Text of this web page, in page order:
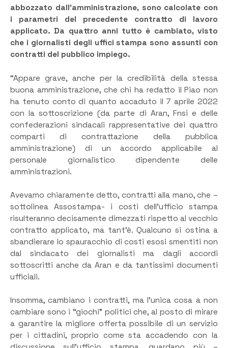
abbozzato dall’amministrazione, sono calcolate con
i parametri del precedente contratto di lavoro
applicato. Da quattro anni tutto è cambiato, visto
che i giornalisti degli uffici stampa sono assunti con
contratti del pubblico impiego.
“Appare grave, anche per la credibilità della stessa
buona amministrazione, che chi ha redatto il Piao non
ha tenuto conto di quanto accaduto il 7 aprile 2022
con la sottoscrizione (da parte di Aran, Fnsi e delle
confederazioni sindacali rappresentative dei quattro
comparti di contrattazione della pubblica
amministrazione) di un accordo applicabile al
personale giornalistico dipendente delle
amministrazioni.
Avevamo chiaramente detto, contratti alla mano, che –
sottolinea Assostampa- i costi dell’ufficio stampa
risulteranno decisamente dimezzati rispetto al vecchio
contratto applicato, ma tant’è. Qualcuno si ostina a
sbandierare lo spauracchio di costi esosi smentiti non
dal sindacato dei giornalisti ma dagli accordi
sottoscritti anche da Aran e da tantissimi documenti
ufficiali.
Insomma, cambiano i contratti, ma l’unica cosa a non
cambiare sono i “giochi” politici che, al posto di mirare
a garantire la migliore offerta possibile di un servizio
per i cittadini, proprio come sta accadendo con la